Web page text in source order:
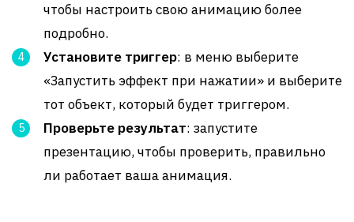
чтобы настроить свою анимацию более
подробно.
Установите триггер: в меню выберите
«Запустить эффект при нажатии» и выберите
тот объект, который будет триггером.
Проверьте результат: запустите
презентацию, чтобы проверить, правильно
ли работает ваша анимация.